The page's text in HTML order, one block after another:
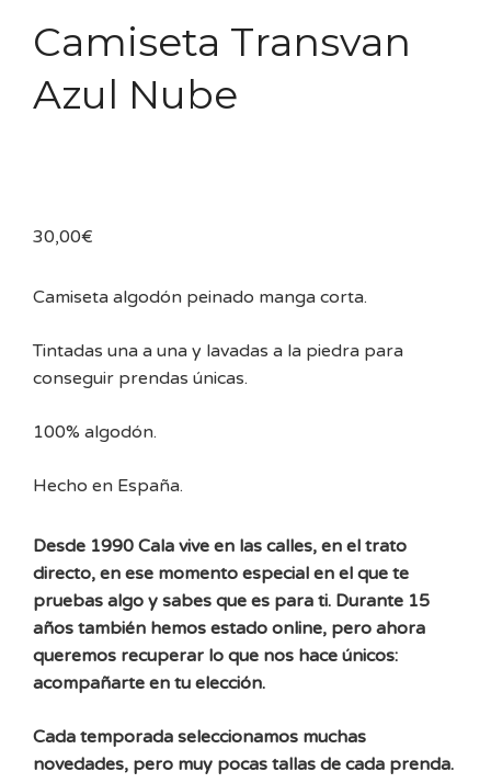
Camiseta Transvan
Azul Nube
30,00€
Camiseta algodón peinado manga corta.
Tintadas una a una y lavadas a la piedra para
conseguir prendas únicas.
100% algodón.
Hecho en España.
Desde 1990 Cala vive en las calles, en el trato
directo, en ese momento especial en el que te
pruebas algo y sabes que es para ti. Durante 15
años también hemos estado online, pero ahora
queremos recuperar lo que nos hace únicos:
acompañarte en tu elección.
Cada temporada seleccionamos muchas
novedades, pero muy pocas tallas de cada prenda.